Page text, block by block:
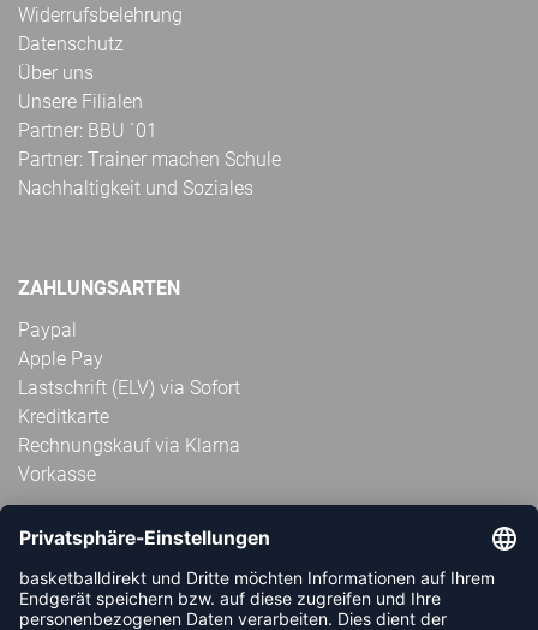
Widerrufsbelehrung
Datenschutz
Über uns
Unsere Filialen
Partner: BBU ´01
Partner: Trainer machen Schule
Nachhaltigkeit und Soziales
ZAHLUNGSARTEN
Paypal
Apple Pay
Lastschrift (ELV) via Sofort
Kreditkarte
Rechnungskauf via Klarna
Vorkasse
ABONNIERE JETZT DEN KOSTENLOSEN
HANDBALLDIREKT-NEWSLETTER UND VERPASSE KEINE
NEUIGKEIT ODER AKTION MEHR.